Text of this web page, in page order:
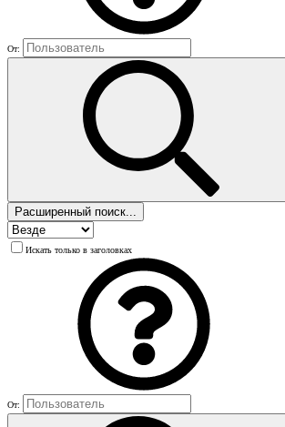
От:
Расширенный поиск...
Искать только в заголовках
От: